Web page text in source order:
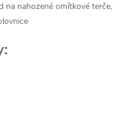
na nahozené omítkové terče,